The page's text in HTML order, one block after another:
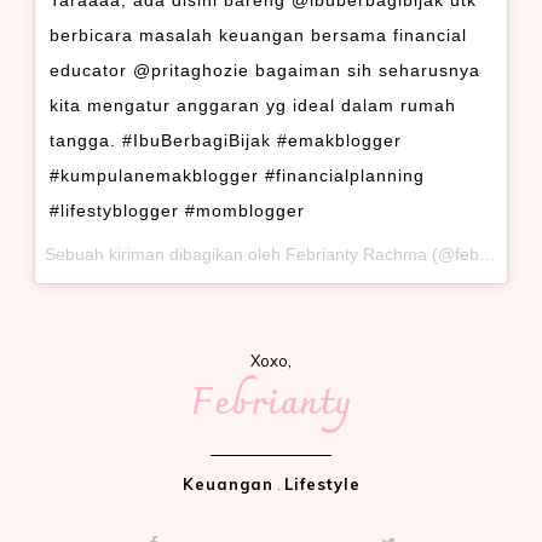
berbicara masalah keuangan bersama financial
educator @pritaghozie bagaiman sih seharusnya
kita mengatur anggaran yg ideal dalam rumah
tangga. #IbuBerbagiBijak #emakblogger
#kumpulanemakblogger #financialplanning
#lifestyblogger #momblogger
Xoxo,
Febrianty
Keuangan . Lifestyle